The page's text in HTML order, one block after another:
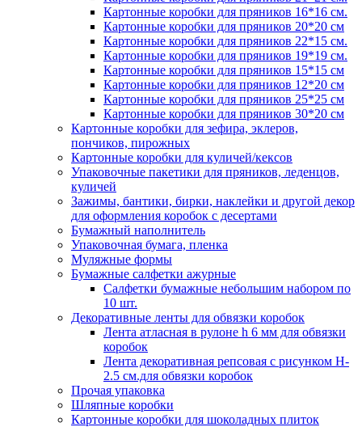
Картонные коробки для пряников 16*16 см.
Картонные коробки для пряников 20*20 см
Картонные коробки для пряников 22*15 см.
Картонные коробки для пряников 19*19 см.
Картонные коробки для пряников 15*15 см
Картонные коробки для пряников 12*20 см
Картонные коробки для пряников 25*25 см
Картонные коробки для пряников 30*20 см
Картонные коробки для зефира, эклеров,
пончиков, пирожных
Картонные коробки для куличей/кексов
Упаковочные пакетики для пряников, леденцов,
куличей
Зажимы, бантики, бирки, наклейки и другой декор
для оформления коробок с десертами
Бумажный наполнитель
Упаковочная бумага, пленка
Муляжные формы
Бумажные салфетки ажурные
Салфетки бумажные небольшим набором по
10 шт.
Декоративные ленты для обвязки коробок
Лента атласная в рулоне h 6 мм для обвязки
коробок
Лента декоративная репсовая с рисунком H-
2.5 см.для обвязки коробок
Прочая упаковка
Шляпные коробки
Картонные коробки для шоколадных плиток